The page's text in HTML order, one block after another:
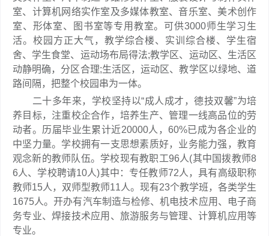
室、计算机网络实作室及多媒体教室、音乐室、美术创作
室、形体室、图书室等专用教室。可供3000师生学习生
活。校园方正大气，教学综合楼、实训综合楼、学生宿
舍、学生食堂、运动场布局得法;教学区、运动区、生活区
动静明确，分区合理;生活区，运动区、教学区以绿地、道
路间隔，把整个校园串为一体。
二十多年来，学校坚持以“成人成才，德技双馨”为培
养目标，注重校企合作，培养生产、管理一线高品位的劳
动者。历届毕业生累计近20000人，60%已成为各企业的
中坚力量。学校拥有一支思想素质好，业务能力强，教育
观念新的教师队伍。学校现有教职工96人(其中国拨教师8
6人、学校聘请10人)其中：专任教师72人，具有高级职称
教师15人，双师型教师11人。现有23个教学班，各类学生
1675人。开办有汽车制造与检修、机电技术应用、电子商
务专业、焊接技术应用、旅游服务与管理、计算机应用等
专业。